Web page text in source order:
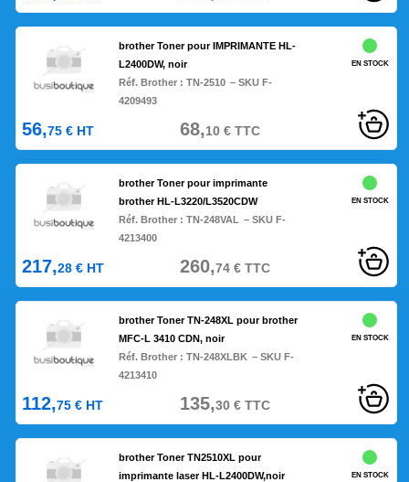
brother Toner pour IMPRIMANTE HL-
L2400DW, noir
Réf. Brother :TN-2510 – SKU F-
4209493
EN STOCK
56,75 € HT 68,10€TTC
brother Toner pour imprimante
brother HL-L3220/L3520CDW
Réf. Brother :TN-248VAL – SKU F-
4213400
EN STOCK
217,28 € HT 260,74€TTC
brother Toner TN-248XL pour brother
MFC-L 3410 CDN, noir
Réf. Brother :TN-248XLBK – SKU F-
4213410
EN STOCK
112,75 € HT 135,30€TTC
brother Toner TN2510XL pour
imprimante laser HL-L2400DW,noir
EN STOCK